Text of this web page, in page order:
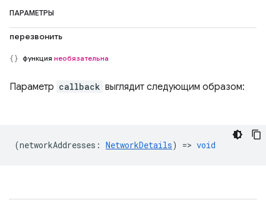
ПАРАМЕТРЫ
перезвонить
функция необязательна
Параметр callback выглядит следующим образом:
(networkAddresses : NetworkDetails) => void